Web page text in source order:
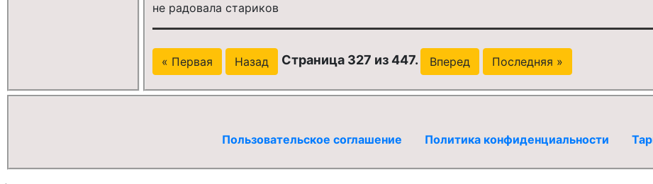
не радовала стариков
« Первая Назад Страница 327 из 447. Вперед Последняя »
Пользовательское соглашение Политика конфиденциальности